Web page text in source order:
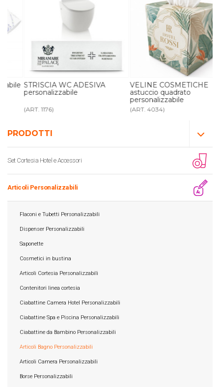
PRODOTTI
Set Cortesia Hotel e Accessori
Articoli Personalizzabili
Flaconi e Tubetti Personalizzabili
Dispenser Personalizzabili
Saponette
Cosmetici in bustina
Articoli Cortesia Personalizzabili
Contenitori linea cortesia
Ciabattine Camera Hotel Personalizzabili
Ciabattine Spa e Piscina Personalizzabili
Ciabattine da Bambino Personalizzabili
Articoli Bagno Personalizzabili
Articoli Camera Personalizzabili
Borse Personalizzabili
STRISCIA WC ADESIVA
personalizzabile
(ART. 1176)
VELINE COSMETICHE
astuccio quadrato
personalizzabile
(ART. 4034)